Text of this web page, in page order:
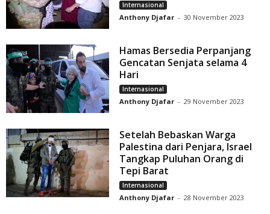
Internasional
Anthony Djafar - 30 November 2023
Hamas Bersedia Perpanjang
Gencatan Senjata selama 4
Hari
Internasional
Anthony Djafar - 29 November 2023
Setelah Bebaskan Warga
Palestina dari Penjara, Israel
Tangkap Puluhan Orang di
Tepi Barat
Internasional
Anthony Djafar - 28 November 2023